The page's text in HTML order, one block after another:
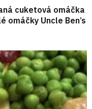
cuketová omáčka
omáčky Uncle Ben’s